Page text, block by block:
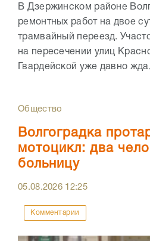
В Дзержинском районе
ремонтных работ на двое
трамвайный переезд.
на пересечении улиц
Гвардейской уже давно
Общество
Волгоградка
мотоцикл: два
больницу
05.08.2026 12:25
Комментарии